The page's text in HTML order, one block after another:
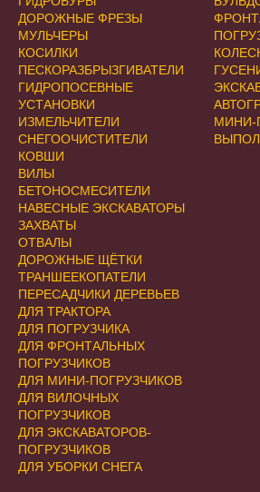
ДОРОЖНЫЕ ФРЕЗЫ
МУЛЬЧЕРЫ
КОСИЛКИ
ПЕСКОРАЗБРЫЗГИВАТЕЛИ
ГИДРОПОСЕВНЫЕ
УСТАНОВКИ
ИЗМЕЛЬЧИТЕЛИ
СНЕГООЧИСТИТЕЛИ
КОВШИ
ВИЛЫ
БЕТОНОСМЕСИТЕЛИ
НАВЕСНЫЕ ЭКСКАВАТОРЫ
ЗАХВАТЫ
ОТВАЛЫ
ДОРОЖНЫЕ ЩЁТКИ
ТРАНШЕЕКОПАТЕЛИ
ПЕРЕСАДЧИКИ ДЕРЕВЬЕВ
ДЛЯ ТРАКТОРА
ДЛЯ ПОГРУЗЧИКА
ДЛЯ ФРОНТАЛЬНЫХ
ПОГРУЗЧИКОВ
ДЛЯ МИНИ-ПОГРУЗЧИКОВ
ДЛЯ ВИЛОЧНЫХ
ПОГРУЗЧИКОВ
ДЛЯ ЭКСКАВАТОРОВ-
ПОГРУЗЧИКОВ
ДЛЯ УБОРКИ СНЕГА
МИНИ-